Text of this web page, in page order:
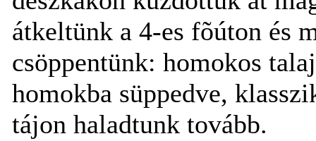
átkeltünk a 4-es fõúton és
csöppentünk: homokos
homokba süppedve,
tájon haladtunk tovább.